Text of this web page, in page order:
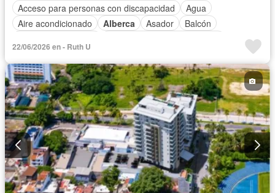
Acceso para personas con discapacidad
Agua
Aire acondicionado
Alberca Asador
Balcón
Cisterna
Cocina equipada
Cuarto de Limpieza
Electricidad
Elevador
Estacionamiento
Gimnasio Internet Jacuzzi
Jardín
Recámara con closet
Azotea
Seguridad
Televisión por cable
Terraza Vista panorámica
Wifi
Sin amueblar
22/06/2026 en - Ruth U